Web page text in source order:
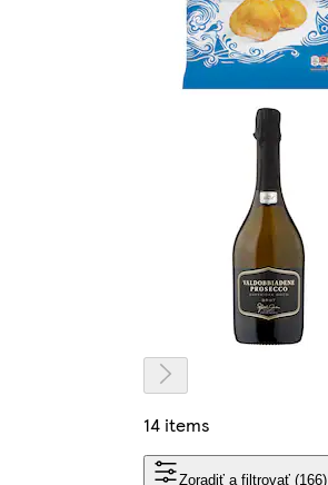
14 items
Zoradiť a filtrovať (166)